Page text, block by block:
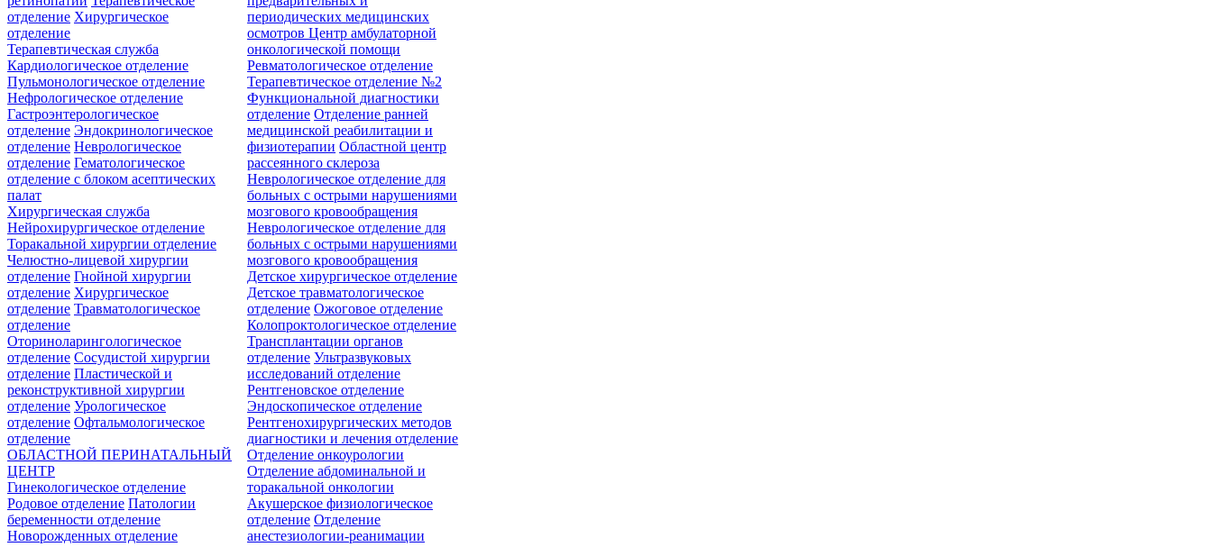
отделение Хирургическое
отделение
периодических медицинских
осмотровЦентр амбулаторной
онкологической помощи
Терапевтическая служба
Кардиологическое отделение
Пульмонологическое отделение
Нефрологическое отделение
Гастроэнтерологическое
отделение Эндокринологическое
отделение Неврологическое
отделение Гематологическое
отделение c блоком асептических
палат
Ревматологическое отделение
Терапевтическое отделение №2
Функциональной диагностики
отделение Отделение ранней
медицинской реабилитации и
физиотерапии Областной центр
рассеянного склероза
Неврологическое отделение для
больных с острыми нарушениями
мозгового кровообращения
Неврологическое отделение для
больных с острыми нарушениями
мозгового кровообращения
Хирургическая служба
Нейрохирургическое отделение
Торакальной хирургии отделение
Челюстно-лицевой хирургии
отделение Гнойной хирургии
отделение Хирургическое
отделение Травматологическое
отделение
Оториноларингологическое
отделение Сосудистой хирургии
отделение Пластической и
реконструктивной хирургии
отделение Урологическое
отделение Офтальмологическое
отделение
Детское хирургическое отделение
Детское травматологическое
отделение Ожоговое отделение
Колопроктологическое отделение
Трансплантации органов
отделение Ультразвуковых
исследований отделение
Рентгеновское отделение
Эндоскопическое отделение
Рентгенохирургических методов
диагностики и лечения отделение
Отделение онкоурологии
Отделение абдоминальной и
торакальной онкологии
ОБЛАСТНОЙ ПЕРИНАТАЛЬНЫЙ
ЦЕНТР
Гинекологическое отделение
Родовое отделение Патологии
беременности отделение
Новорожденных отделение
Акушерское физиологическое
отделение Отделение
анестезиологии-реанимации